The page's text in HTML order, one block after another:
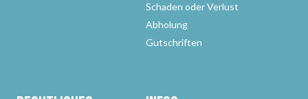
Schaden oder Verlust
Abholung
Gutschriften